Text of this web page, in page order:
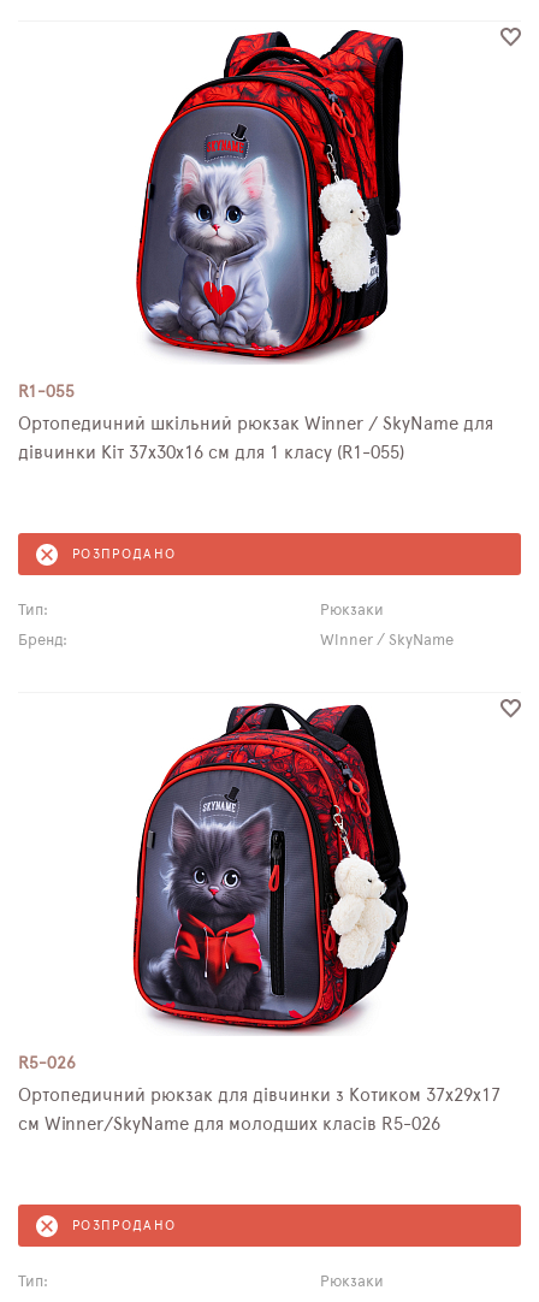
R1-055
Ортопедичний шкільний рюкзак Winner / SkyName для
дівчинки Кіт 37х30х16 см для 1 класу (R1-055)
РОЗПРОДАНО
Тип:
Рюкзаки
Бренд:
Winner / SkyName
R5-026
Ортопедичний рюкзак для дівчинки з Котиком 37х29х17
см Winner/SkyName для молодших класів R5-026
РОЗПРОДАНО
Тип: Рюкзаки